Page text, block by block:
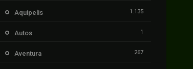
Aquipelis 1.135
Autos 1
Aventura 267